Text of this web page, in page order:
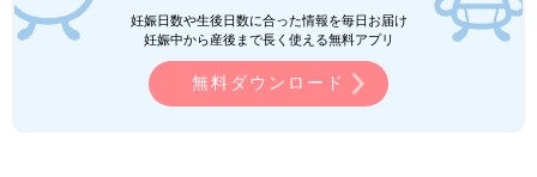
妊娠日数や生後日数に合った情報を毎日お届け
妊娠中から産後まで長く使える無料アプリ
無料ダウンロード